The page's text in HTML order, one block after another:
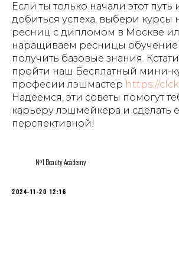
Если ты только начали этот путь
добиться успеха, выбери курсы
ресниц с дипломом в Москве
наращиваем ресницы обучение
получить базовые знания.
пройти наш Бесплатный мини-
професии лэшмастер https://
Надеемся, эти советы помогут
карьеру лэшмейкера и сделать
перспективной!
№1 Beauty Academy
2024-11-20 12:16